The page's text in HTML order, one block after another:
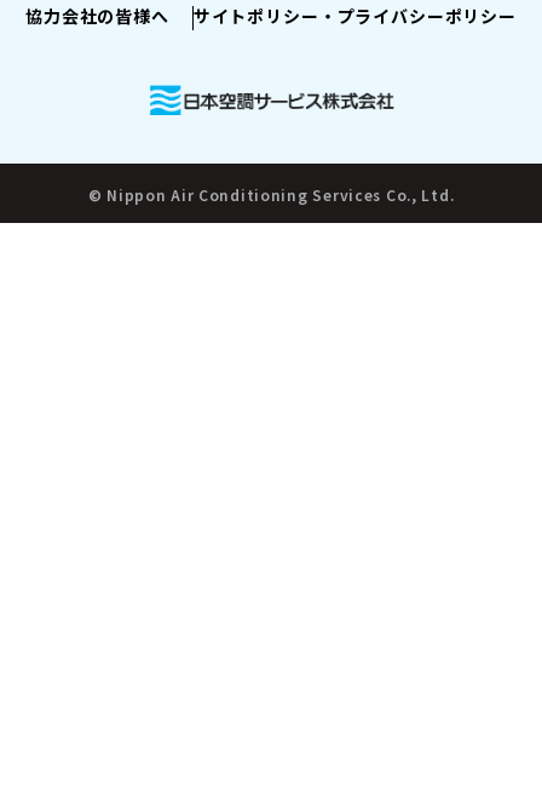
協力会社の皆様へ サイトポリシー・プライバシーポリシー
© Nippon Air Conditioning Services Co., Ltd.